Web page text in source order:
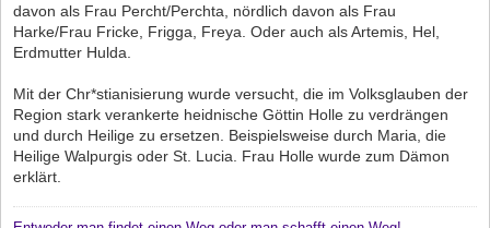
davon als Frau Percht/Perchta, nördlich davon als Frau
Harke/Frau Fricke, Frigga, Freya. Oder auch als Artemis, Hel,
Erdmutter Hulda.
Mit der Chr*stianisierung wurde versucht, die im Volksglauben der
Region stark verankerte heidnische Göttin Holle zu verdrängen
und durch Heilige zu ersetzen. Beispielsweise durch Maria, die
Heilige Walpurgis oder St. Lucia. Frau Holle wurde zum Dämon
erklärt.